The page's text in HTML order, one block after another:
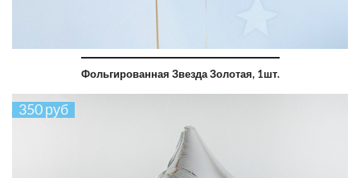
Фольгированная Звезда Золотая, 1шт.
350 руб